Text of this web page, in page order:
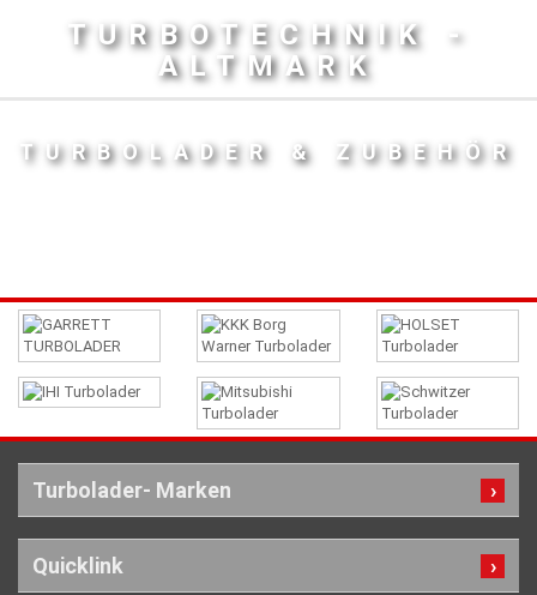
TURBOTECHNIK -
ALTMARK
TURBOLADER & ZUBEHÖR
Turbolader- Marken
Quicklink